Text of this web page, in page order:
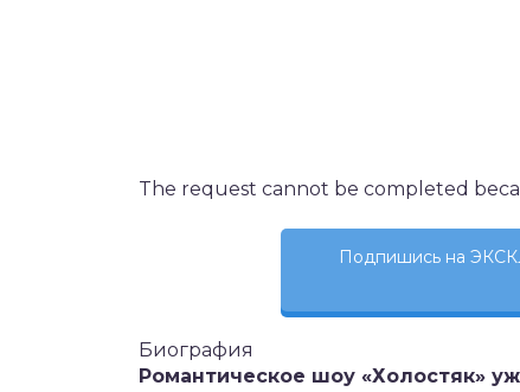
The request cannot be completed
Подпишись на
Биография
Романтическое шоу «Холостяк»